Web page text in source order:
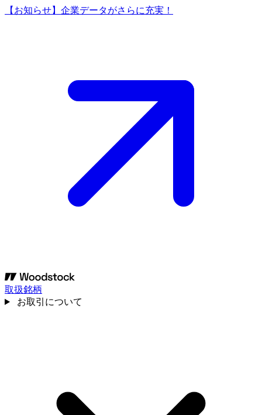
【お知らせ】企業データがさらに充実！
取扱銘柄
お取引について